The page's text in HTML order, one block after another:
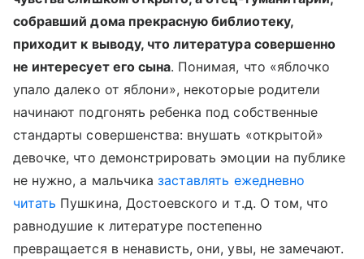
собравший дома прекрасную библиотеку,
приходит к выводу, что литература совершенно
не интересует его сына. Понимая, что «яблочко
упало далеко от яблони», некоторые родители
начинают подгонять ребенка под собственные
стандарты совершенства: внушать «открытой»
девочке, что демонстрировать эмоции на публике
не нужно, а мальчиказаставлять ежедневно
читать Пушкина, Достоевского и т.д. О том, что
равнодушие к литературе постепенно
превращается в ненависть, они, увы, не замечают.